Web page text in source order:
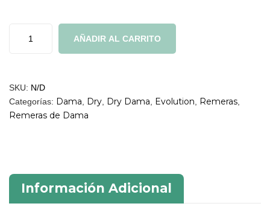
AÑADIR AL CARRITO
SKU: N/D
Categorías: Dama, Dry, Dry Dama, Evolution, Remeras,
Remeras de Dama
Información Adicional